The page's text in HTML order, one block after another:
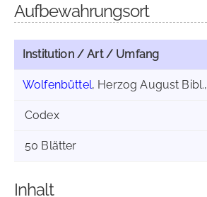
Aufbewahrungsort
Institution / Art / Umfang
Wolfenbüttel, Herzog August Bibl.,
Codex
50 Blätter
Inhalt